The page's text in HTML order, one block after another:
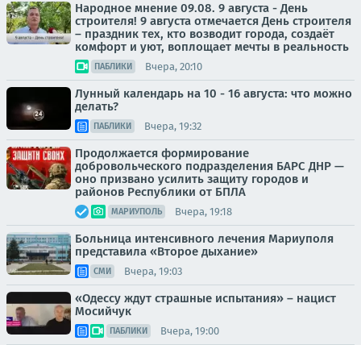
Народное мнение 09.08. 9 августа - День
строителя! 9 августа отмечается День строителя
– праздник тех, кто возводит города, создаёт
комфорт и уют, воплощает мечты в реальность
ПАБЛИКИ Вчера, 20:10
Лунный календарь на 10 - 16 августа: что можно
делать?
ПАБЛИКИ Вчера, 19:32
Продолжается формирование
добровольческого подразделения БАРС ДНР —
оно призвано усилить защиту городов и
районов Республики от БПЛА
МАРИУПОЛЬ Вчера, 19:18
Больница интенсивного лечения Мариуполя
представила «Второе дыхание»
СМИ Вчера, 19:03
«Одессу ждут страшные испытания» – нацист
Мосийчук
ПАБЛИКИ Вчера, 19:00